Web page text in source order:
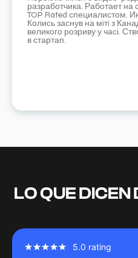
разработчика. Работает на
TOP Rated специалистом.
Колись заснув на мiтi з
великого розриву у часі.
в стартап.
LO QUE DICEN
5.0 rating